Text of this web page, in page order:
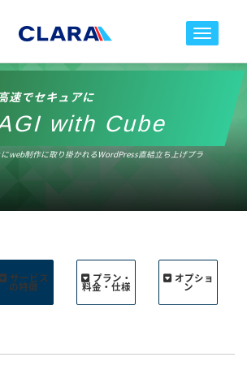
toggle
速でセキュアに
with Cube
web制作に取り掛かれるWordPress直結立ち上げプラ
サービス
の特徴
プラン・
料金・仕様
オプショ
ン